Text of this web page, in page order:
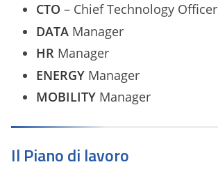
CTO – Chief Technology Officer
DATA Manager
HR Manager
ENERGY Manager
MOBILITY Manager
Il Piano di lavoro